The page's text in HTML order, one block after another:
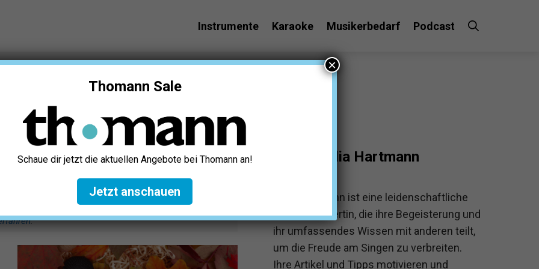
Instrumente Karaoke Musikerbedarf Podcast
Test: Die 5 besten
u.a. auf ausgewählte Online-Shops und Partner,
.
Julia Hartmann
Julia Hartmann ist eine leidenschaftliche
Karaoke-Expertin, die ihre Begeisterung und
ihr umfassendes Wissen mit anderen teilt,
um die Freude am Singen zu verbreiten.
Ihre Artikel und Tipps motivieren und
Thomann Sale
Schaue dir jetzt die aktuellen Angebote bei Thomann an!
Jetzt anschauen
×